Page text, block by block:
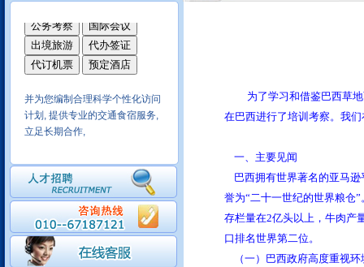
并为您编制合理科学个性化访问
计划, 提供专业的交通食宿服务,
立足长期合作,
十年操作经验,保质保量,商务活
动安排细致
我们有成熟的酒店实时预定系
为了学习和借鉴巴西草
在巴西进行了培训考察。我
一、主要见闻
巴西拥有世界著名的亚马逊
誉为“二十一世纪的世界粮仓
存栏量在2亿头以上，牛肉产
口排名世界第二位。
（一）巴西政府高度重视环